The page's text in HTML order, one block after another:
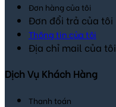
Đơn hàng của tôi
Đơn đổi trả của tôi
Thông tin của tôi
Địa chỉ mail của tôi
Dịch Vụ Khách Hàng
Thanh toán